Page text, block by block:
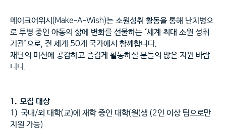
메이크어위시 (Make-A-Wish)는 소원성취 활동을 통해 난치병으
로 투병 중인 아동의 삶에 변화를 선물하는 ‘세계 최대 소원 성취
기관’으로, 전 세계 50개 국가에서 함께합니다.
재단의 미션에 공감하고 즐겁게 활동하실 분들의 많은 지원 바랍
니다.
1. 모집 대상
1) 국내/외 대학(교)에 재학 중인 대학(원)생 (2인 이상 팀으로만
지원 가능)